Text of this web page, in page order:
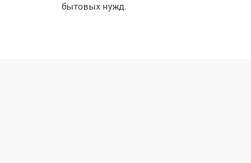
бытовых нужд.